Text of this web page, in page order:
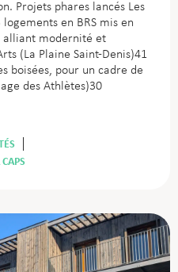
Projets phares lancés Les
en BRS mis en
alliant modernité et
(La Plaine Saint-Denis)41
boisées, pour un cadre de
des Athlètes)30
CAPS